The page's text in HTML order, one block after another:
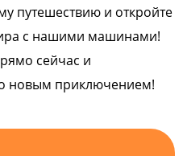
путешествию и откройте
с нашими машинами!
сейчас и
новым приключением!